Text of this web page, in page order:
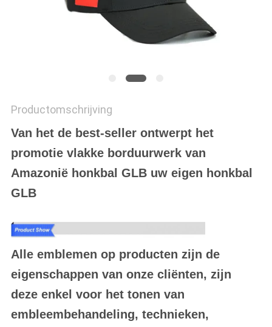
Productomschrijving
Van het de best-seller ontwerpt het
promotie vlakke borduurwerk van
Amazonië honkbal GLB uw eigen honkbal
GLB
Alle emblemen op producten zijn de
eigenschappen van onze cliënten, zijn
deze enkel voor het tonen van
embleembehandeling, technieken,